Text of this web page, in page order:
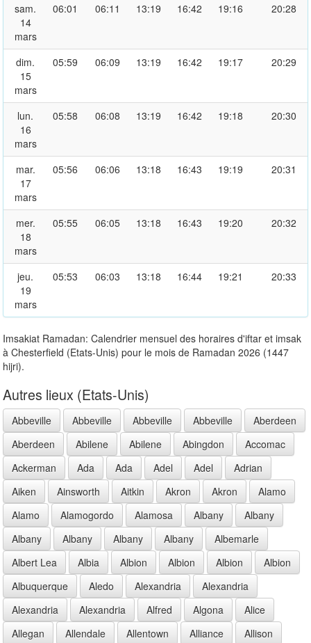
sam.
14
mars
06:01 06:11 13:19 16:42 19:16 20:28
dim.
15
mars
05:59 06:09 13:19 16:42 19:17 20:29
lun.
16
mars
05:58 06:08 13:19 16:42 19:18 20:30
mar.
17
mars
05:56 06:06 13:18 16:43 19:19 20:31
mer.
18
mars
05:55 06:05 13:18 16:43 19:20 20:32
jeu.
19
mars
05:53 06:03 13:18 16:44 19:21 20:33
Imsakiat Ramadan: Calendrier mensuel des horaires d'iftar et imsak
à Chesterfield (Etats-Unis) pour le mois de Ramadan 2026 (1447
hijri).
Autres lieux (Etats-Unis)
Abbeville Abbeville Abbeville Abbeville
Aberdeen
Aberdeen
Abilene Abilene Abingdon
Accomac
Ackerman
Ada Ada Adel Adel
Adrian
Aiken
Ainsworth Aitkin Akron Akron
Alamo
Alamo
Alamogordo Alamosa Albany
Albany
Albany
Albany Albany Albany
Albemarle
Albert Lea
Albia Albion Albion Albion
Albion
Albuquerque
Aledo Alexandria
Alexandria
Alexandria
Alexandria Alfred Algona
Alice
Allegan
Allendale Allentown Alliance
Allison